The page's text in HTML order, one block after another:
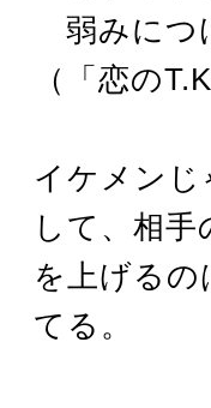
弱みにつ
（「恋の
イケメン
して、相
を上げる
てる。